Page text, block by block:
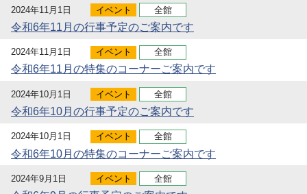
2024年11月1日 イベント 全館
令和6年11月の行事予定のご案内です
2024年11月1日 イベント 全館
令和6年11月の特集のコーナーご案内です
2024年10月1日 イベント 全館
令和6年10月の行事予定のご案内です
2024年10月1日 イベント 全館
令和6年10月の特集のコーナーご案内です
2024年9月1日 イベント 全館